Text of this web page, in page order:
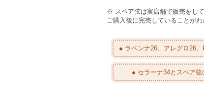
※ スペア弦は実店舗で販売をし
ご購入後に完売していることが
● ラベンナ26、アレグロ26
● セラーナ34とスペア弦